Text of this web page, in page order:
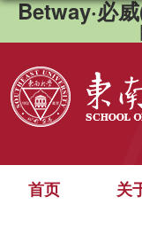
Betway·必
首页 关